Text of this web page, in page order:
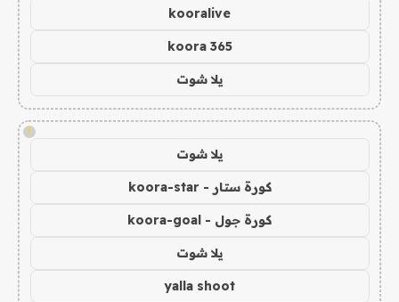
kooralive
koora 365
يلا شوت
!
يلا شوت
كورة ستار - koora-star
كورة جول - koora-goal
يلا شوت
yalla shoot